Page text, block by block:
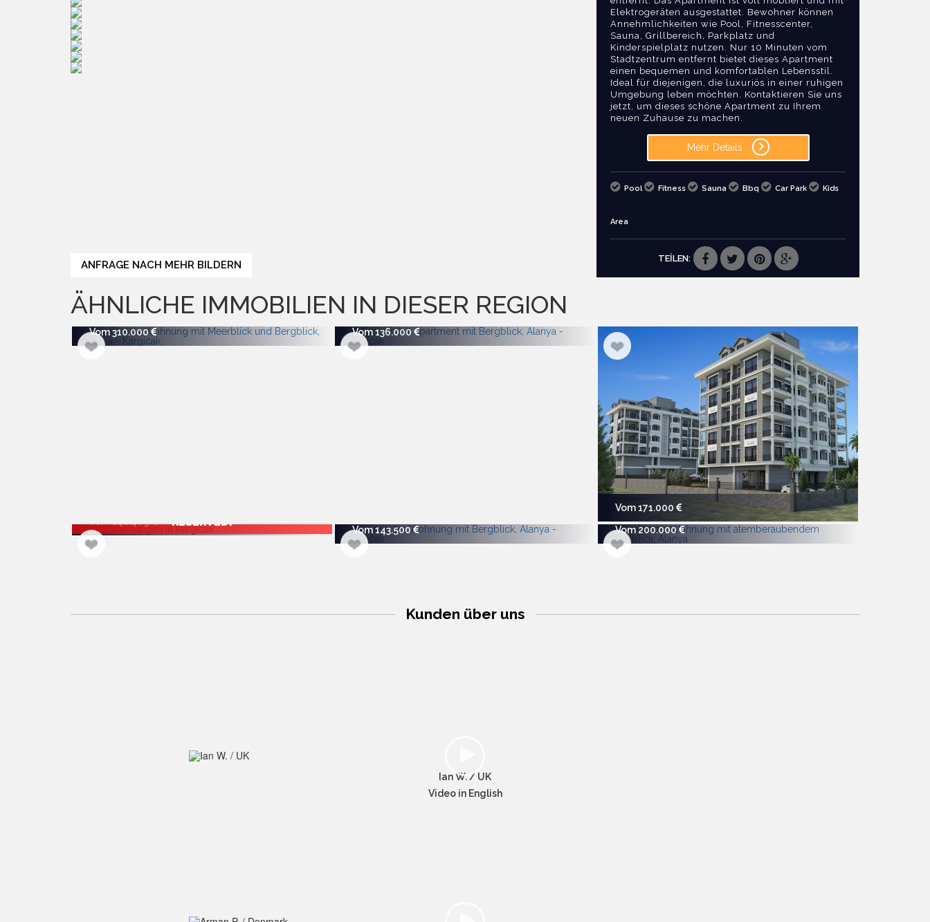
ANFRAGE NACH MEHR BILDERN
Elektrogeräten ausgestattet. Bewohner können
Annehmlichkeiten wie Pool, Fitnesscenter,
Sauna, Grillbereich, Parkplatz und
Kinderspielplatz nutzen. Nur 10 Minuten vom
Stadtzentrum entfernt bietet dieses Apartment
einen bequemen und komfortablen Lebensstil.
Ideal für diejenigen, die luxuriös in einer ruhigen
Umgebung leben möchten. Kontaktieren Sie uns
jetzt, um dieses schöne Apartment zu Ihrem
neuen Zuhause zu machen.
Mehr Details
Pool Fitness Sauna Bbq Car Park Kids
Area
TEİLEN:
ÄHNLICHE IMMOBILIEN IN DIESER REGION
Vom 310.000 Vom 136.000
Vom 171.000
RESERVED!
Vom 143.500 Vom 200.000
Kunden über uns
Ian W. / UK
Video in English